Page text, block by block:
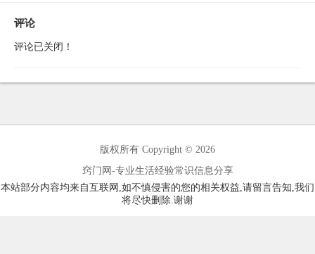
评论已关闭！
窍门网-专业生活经验常识信息分享
本站部分内容均来自互联网,如不慎侵害的您的相关权益,请留言告知,我们
将尽快删除.谢谢